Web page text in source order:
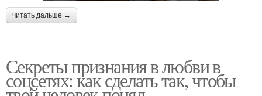
читать дальше →
Секреты признания в любви в
соцсетях: как сделать так, чтобы